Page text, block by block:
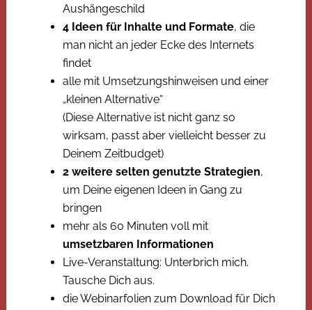
Aushängeschild
4 Ideen für Inhalte und Formate, die
man nicht an jeder Ecke des Internets
findet
alle mit Umsetzungshinweisen und einer
„kleinen Alternative“
(Diese Alternative ist nicht ganz so
wirksam, passt aber vielleicht besser zu
Deinem Zeitbudget)
2 weitere selten genutzte Strategien,
um Deine eigenen Ideen in Gang zu
bringen
mehr als 60 Minuten voll mit
umsetzbaren Informationen
Live-Veranstaltung: Unterbrich mich.
Tausche Dich aus.
die Webinarfolien zum Download für Dich